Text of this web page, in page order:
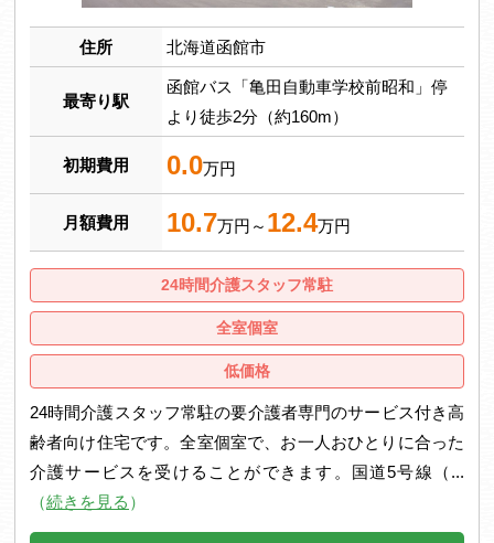
住所 北海道函館市
最寄り駅
函館バス「亀田自動車学校前昭和」停
より徒歩2分（約160m）
初期費用 0.0万円
月額費用 10.7万円～ 12.4万円
24時間介護スタッフ常駐
全室個室
低価格
24時間介護スタッフ常駐の要介護者専門のサービス付き高
齢者向け住宅です。全室個室で、お一人おひとりに合った
介護サービスを受けることができます。国道5号線（...
（続きを見る ）